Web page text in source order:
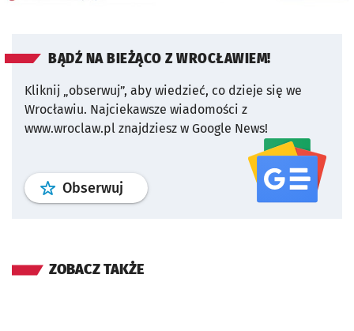
BĄDŹ NA BIEŻĄCO Z WROCŁAWIEM!
Kliknij „obserwuj”, aby wiedzieć, co dzieje się we
Wrocławiu. Najciekawsze wiadomości z
www.wroclaw.pl znajdziesz w Google News!
Obserwuj profil serwisu
ZOBACZ TAKŻE